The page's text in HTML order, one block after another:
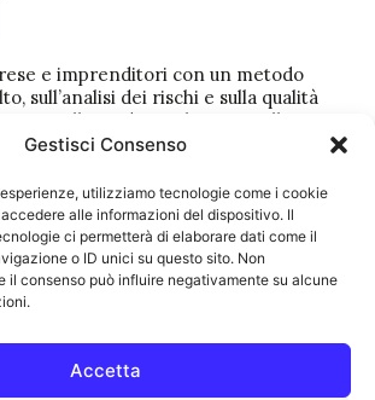
Gestisci Consenso
utilizziamo tecnologie come i cookie
alle informazioni del dispositivo. Il
ci permetterà di elaborare dati come il
o ID unici su questo sito. Non
il consenso può influire negativamente su alcune
Accetta
e imprenditori con un metodo
sull’analisi dei rischi e sulla qualità
Dallo studio preliminare alla
lavoriamo per costruire coperture
Disclaimer